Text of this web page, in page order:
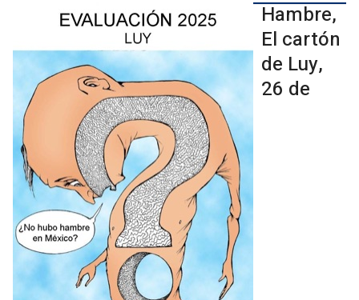
Hambre,
El cartón
de Luy,
26 de